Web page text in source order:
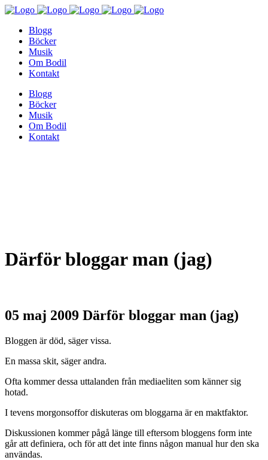
Blogg
Böcker
Musik
Om Bodil
Kontakt
Blogg
Böcker
Musik
Om Bodil
Kontakt
Därför bloggar man (jag)
05 maj 2009 Därför bloggar man (jag)
Bloggen är död, säger vissa.
En massa skit, säger andra.
Ofta kommer dessa uttalanden från mediaeliten som känner sig
hotad.
I tevens morgonsoffor diskuteras om bloggarna är en maktfaktor.
Diskussionen kommer pågå länge till eftersom bloggens form inte
går att definiera, och för att det inte finns någon manual hur den ska
användas.